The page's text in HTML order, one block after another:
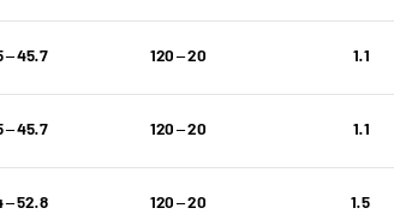
1.1
20 – 120
45.7 – 25
1.1
20 – 120
45.7 – 25
1.5
20 – 120
52.8 – 32.4